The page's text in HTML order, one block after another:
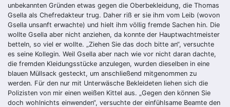
unbekannten Gründen etwas gegen die Oberbekleidung, die Thomas
Gsella als Chefredakteur trug. Daher riß er sie ihm vom Leib (wovon
Gsella unsanft erwachte) und hielt ihm völlig fremde Sachen hin. Die
wollte Gsella aber nicht anziehen, da konnte der Hauptwachtmeister
betteln, so viel er wollte. „Ziehen Sie das doch bitte an“, versuchte
es seine Kollegin. Weil Gsella aber nach wie vor nicht daran dachte,
die fremden Kleidungsstücke anzulegen, wurden dieselben in eine
blauen Müllsack gesteckt, um anschließend mitgenommen zu
werden. Für den nur mit Unterwäsche Bekleideten liehen sich die
Polizisten von mir einen weißen Kittel aus. „Gegen den können Sie
doch wohlnichts einwenden“, versuchte der einfühlsame Beamte den